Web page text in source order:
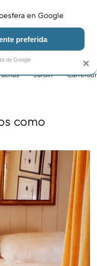
COCINA
Jardín Carrefour
como
×
en Google
preferida
de Google